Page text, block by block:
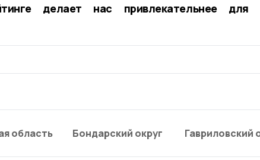
делает нас привлекательнее для
область Бондарский округ Гавриловский